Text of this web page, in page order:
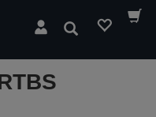
Pesquisar